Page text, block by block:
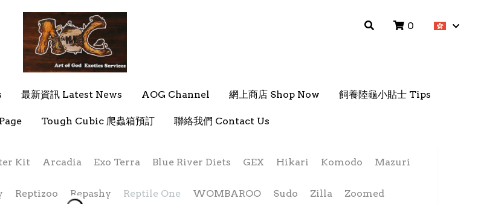
最新資訊 Latest News AOG Channel 網上商店 Shop Now 飼養陸龜小貼士 Tips
Tough Cubic 爬蟲箱預訂 聯絡我們 Contact Us
0
最新資訊 Latest News AOG Channel 網上商店 Shop Now 飼養陸龜小貼士 Tips
Tough Cubic 爬蟲箱預訂 聯絡我們 Contact Us
0
Arcadia Exo Terra Blue River Diets GEX Hikari Komodo Mazuri